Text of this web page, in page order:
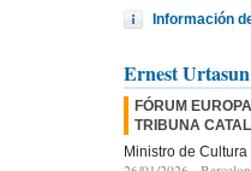
Información
Ernest Urtasun
FÓRUM
TRIBUNA
Ministro de Cultura